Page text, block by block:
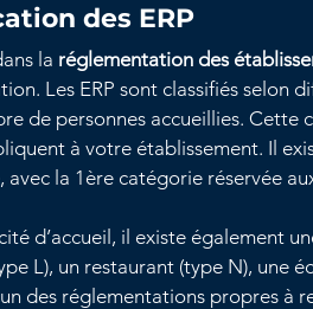
des ERP
la réglementation des
Les ERP sont classifiés selon
de personnes accueillies. Cette
à votre établissement. Il
la 1ère catégorie réservée
d’accueil, il existe également
L), un restaurant (type N), une
des réglementations propres à